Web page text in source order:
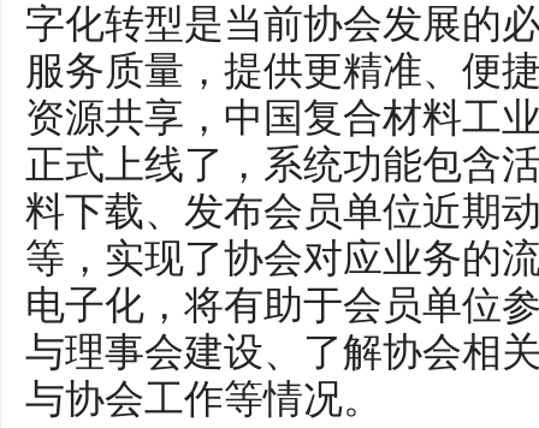
字化转型是当前协会发展的
服务质量，提供更精准、便
资源共享，中国复合材料工
正式上线了，系统功能包含
料下载、 发布会员单位近期
等 ，实现了协会对应业务的
电子化，将有助于会员单位
与理事会建设、了解协会相
与协会工作等情况。